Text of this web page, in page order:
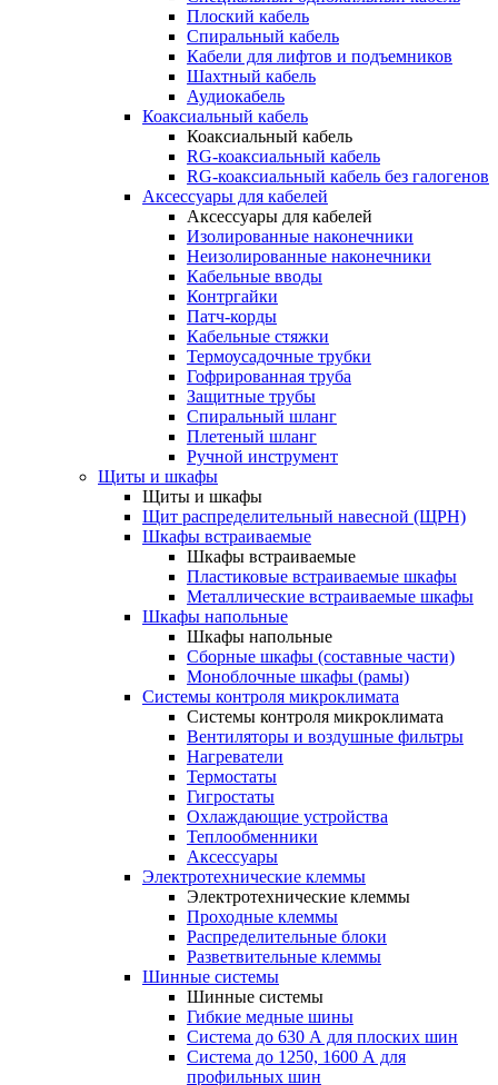
Плоский кабель
Спиральный кабель
Кабели для лифтов и подъемников
Шахтный кабель
Аудиокабель
Коаксиальный кабель
Коаксиальный кабель
RG-коаксиальный кабель
RG-коаксиальный кабель без галогенов
Аксессуары для кабелей
Аксессуары для кабелей
Изолированные наконечники
Неизолированные наконечники
Кабельные вводы
Контргайки
Патч-корды
Кабельные стяжки
Термоусадочные трубки
Гофрированная труба
Защитные трубы
Спиральный шланг
Плетеный шланг
Ручной инструмент
Щиты и шкафы
Щиты и шкафы
Щит распределительный навесной (ЩРН)
Шкафы встраиваемые
Шкафы встраиваемые
Пластиковые встраиваемые шкафы
Металлические встраиваемые шкафы
Шкафы напольные
Шкафы напольные
Сборные шкафы (составные части)
Моноблочные шкафы (рамы)
Системы контроля микроклимата
Системы контроля микроклимата
Вентиляторы и воздушные фильтры
Нагреватели
Термостаты
Гигростаты
Охлаждающие устройства
Теплообменники
Аксессуары
Электротехнические клеммы
Электротехнические клеммы
Проходные клеммы
Распределительные блоки
Разветвительные клеммы
Шинные системы
Шинные системы
Гибкие медные шины
Система до 630 А для плоских шин
Система до 1250, 1600 А для
профильных шин